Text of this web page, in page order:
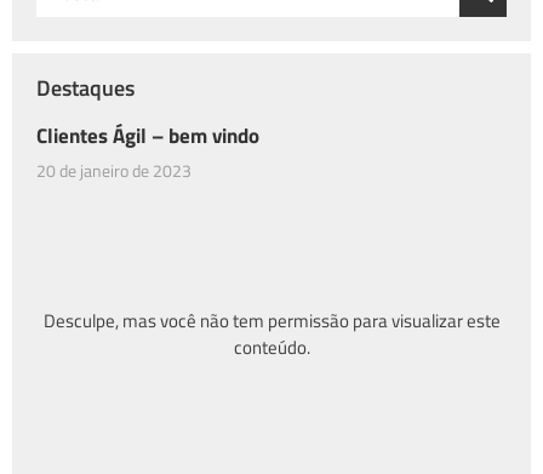
Destaques
Clientes Ágil – bem vindo
20 de janeiro de 2023
Desculpe, mas você não tem permissão para visualizar este
conteúdo.